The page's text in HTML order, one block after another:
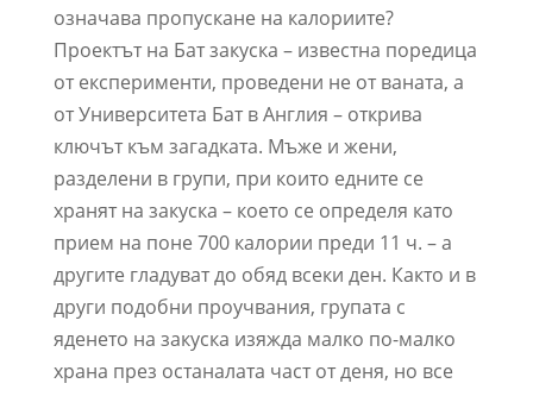
означава пропускане на калориите?
Проектът на Бат закуска – известна поредица
от експерименти, проведени не от ваната, а
от Университета Бат в Англия – открива
ключът към загадката. Мъже и жени,
разделени в групи, при които едните се
хранят на закуска – което се определя като
прием на поне 700 калории преди 11 ч. – а
другите гладуват до обяд всеки ден. Както и в
други подобни проучвания, групата с
яденето на закуска изяжда малко по-малко
храна през останалата част от деня, но все